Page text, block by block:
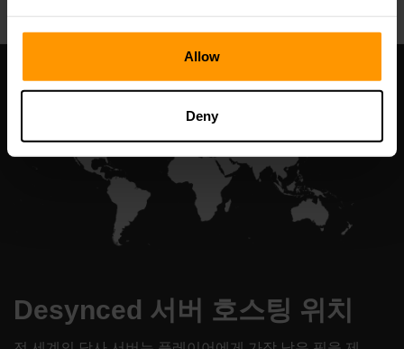
Allow
Deny
Desynced 서버 호스팅 위치